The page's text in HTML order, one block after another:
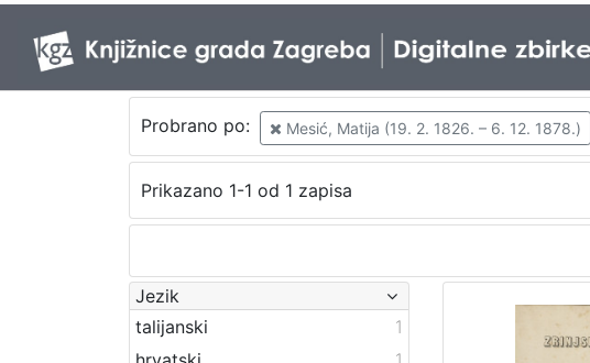
Probrano po: Mesić, Matija (19. 2. 1826. – 6. 12. 1878.)
Prikazano 1-1 od 1 zapisa
Jezik
talijanski
1